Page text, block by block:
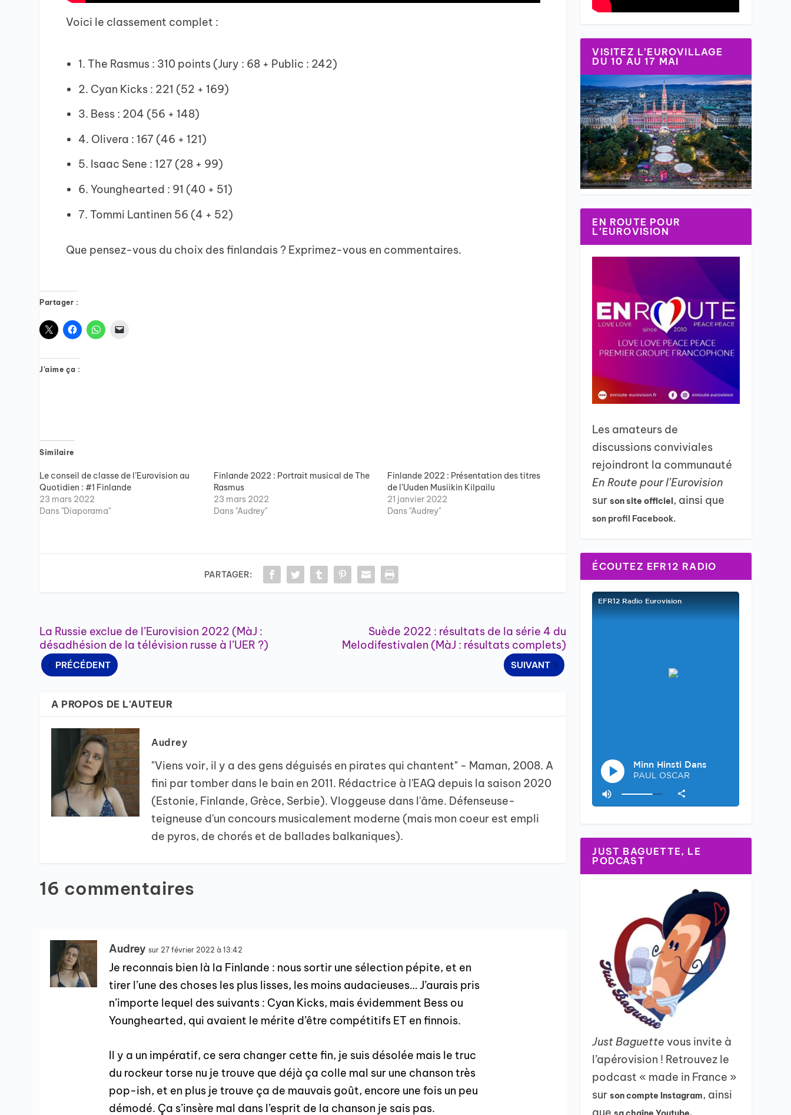
Voici le classement complet :
1. The Rasmus : 310 points (Jury : 68 + Public : 242)
2. Cyan Kicks : 221 (52 + 169)
3. Bess : 204 (56 + 148)
4. Olivera : 167 (46 + 121)
5. Isaac Sene : 127 (28 + 99)
6. Younghearted : 91 (40 + 51)
7. Tommi Lantinen 56 (4 + 52)
Que pensez-vous du choix des finlandais ? Exprimez-vous en commentaires.
Partager :
J’aime ça :
Similaire
Le conseil de classe de l’Eurovision au
Quotidien : #1 Finlande
23 mars 2022
Dans "Diaporama"
Finlande 2022 : Portrait musical de The
Rasmus
23 mars 2022
Dans "Audrey"
Finlande 2022 : Présentation des titres
de l’Uuden Musiikin Kilpailu
21 janvier 2022
Dans "Audrey"
PARTAGER:
La Russie exclue de l’Eurovision 2022 (MàJ :
désadhésion de la télévision russe à l’UER ?)
PRÉCÉDENT
Suède 2022 : résultats de la série 4 du
Melodifestivalen (MàJ : résultats complets)
SUIVANT
A PROPOS DE L'AUTEUR
Audrey
"Viens voir, il y a des gens déguisés en pirates qui chantent" - Maman, 2008. A
fini par tomber dans le bain en 2011. Rédactrice à l'EAQ depuis la saison 2020
(Estonie, Finlande, Grèce, Serbie). Vloggeuse dans l'âme. Défenseuse-
teigneuse d'un concours musicalement moderne (mais mon coeur est empli
de pyros, de chorés et de ballades balkaniques).
16 commentaires
Audrey sur 27 février 2022 à 13:42
Je reconnais bien là la Finlande : nous sortir une sélection pépite, et en
tirer l’une des choses les plus lisses, les moins audacieuses… J’aurais pris
n’importe lequel des suivants : Cyan Kicks, mais évidemment Bess ou
Younghearted, qui avaient le mérite d’être compétitifs ET en finnois.
Il y a un impératif, ce sera changer cette fin, je suis désolée mais le truc
du rockeur torse nu je trouve que déjà ça colle mal sur une chanson très
pop-ish, et en plus je trouve ça de mauvais goût, encore une fois un peu
démodé. Ça s’insère mal dans l’esprit de la chanson je sais pas.
VISITEZ L’EUROVILLAGE
DU 10 AU 17 MAI
EN ROUTE POUR
L’EUROVISION
Les amateurs de
discussions conviviales
rejoindront la communauté
En Route pour l’Eurovision
surson site officiel, ainsi que
son profil Facebook.
ÉCOUTEZ EFR12 RADIO
JUST BAGUETTE, LE
PODCAST
Just Baguettevous invite à
l’apérovision ! Retrouvez le
podcast « made in France »
surson compte Instagram, ainsi